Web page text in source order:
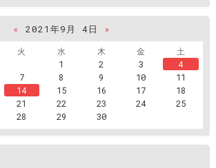
« 2021年9月 4日
»
火 水 木 金
土
1
2 3
4
7 8 9 10
11
14 15 16 17
18
21 22 23 24
25
28 29 30